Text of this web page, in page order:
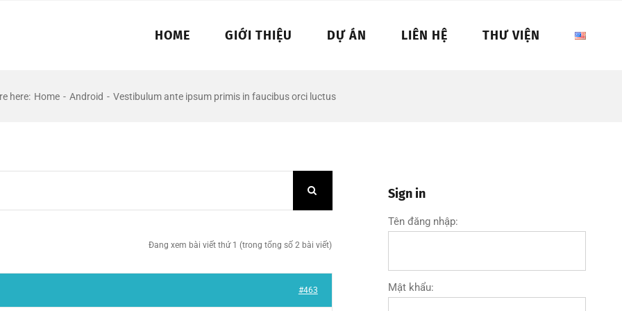
HOME GIỚI THIỆU DỰ ÁN LIÊN HỆ THƯ VIỆN
here: Home - Android - Vestibulum ante ipsum primis in faucibus orci luctus
Đang xem bài viết thứ 1 (trong tổng số 2 bài viết)
#463
Sign in
Tên đăng nhập:
Mật khẩu: